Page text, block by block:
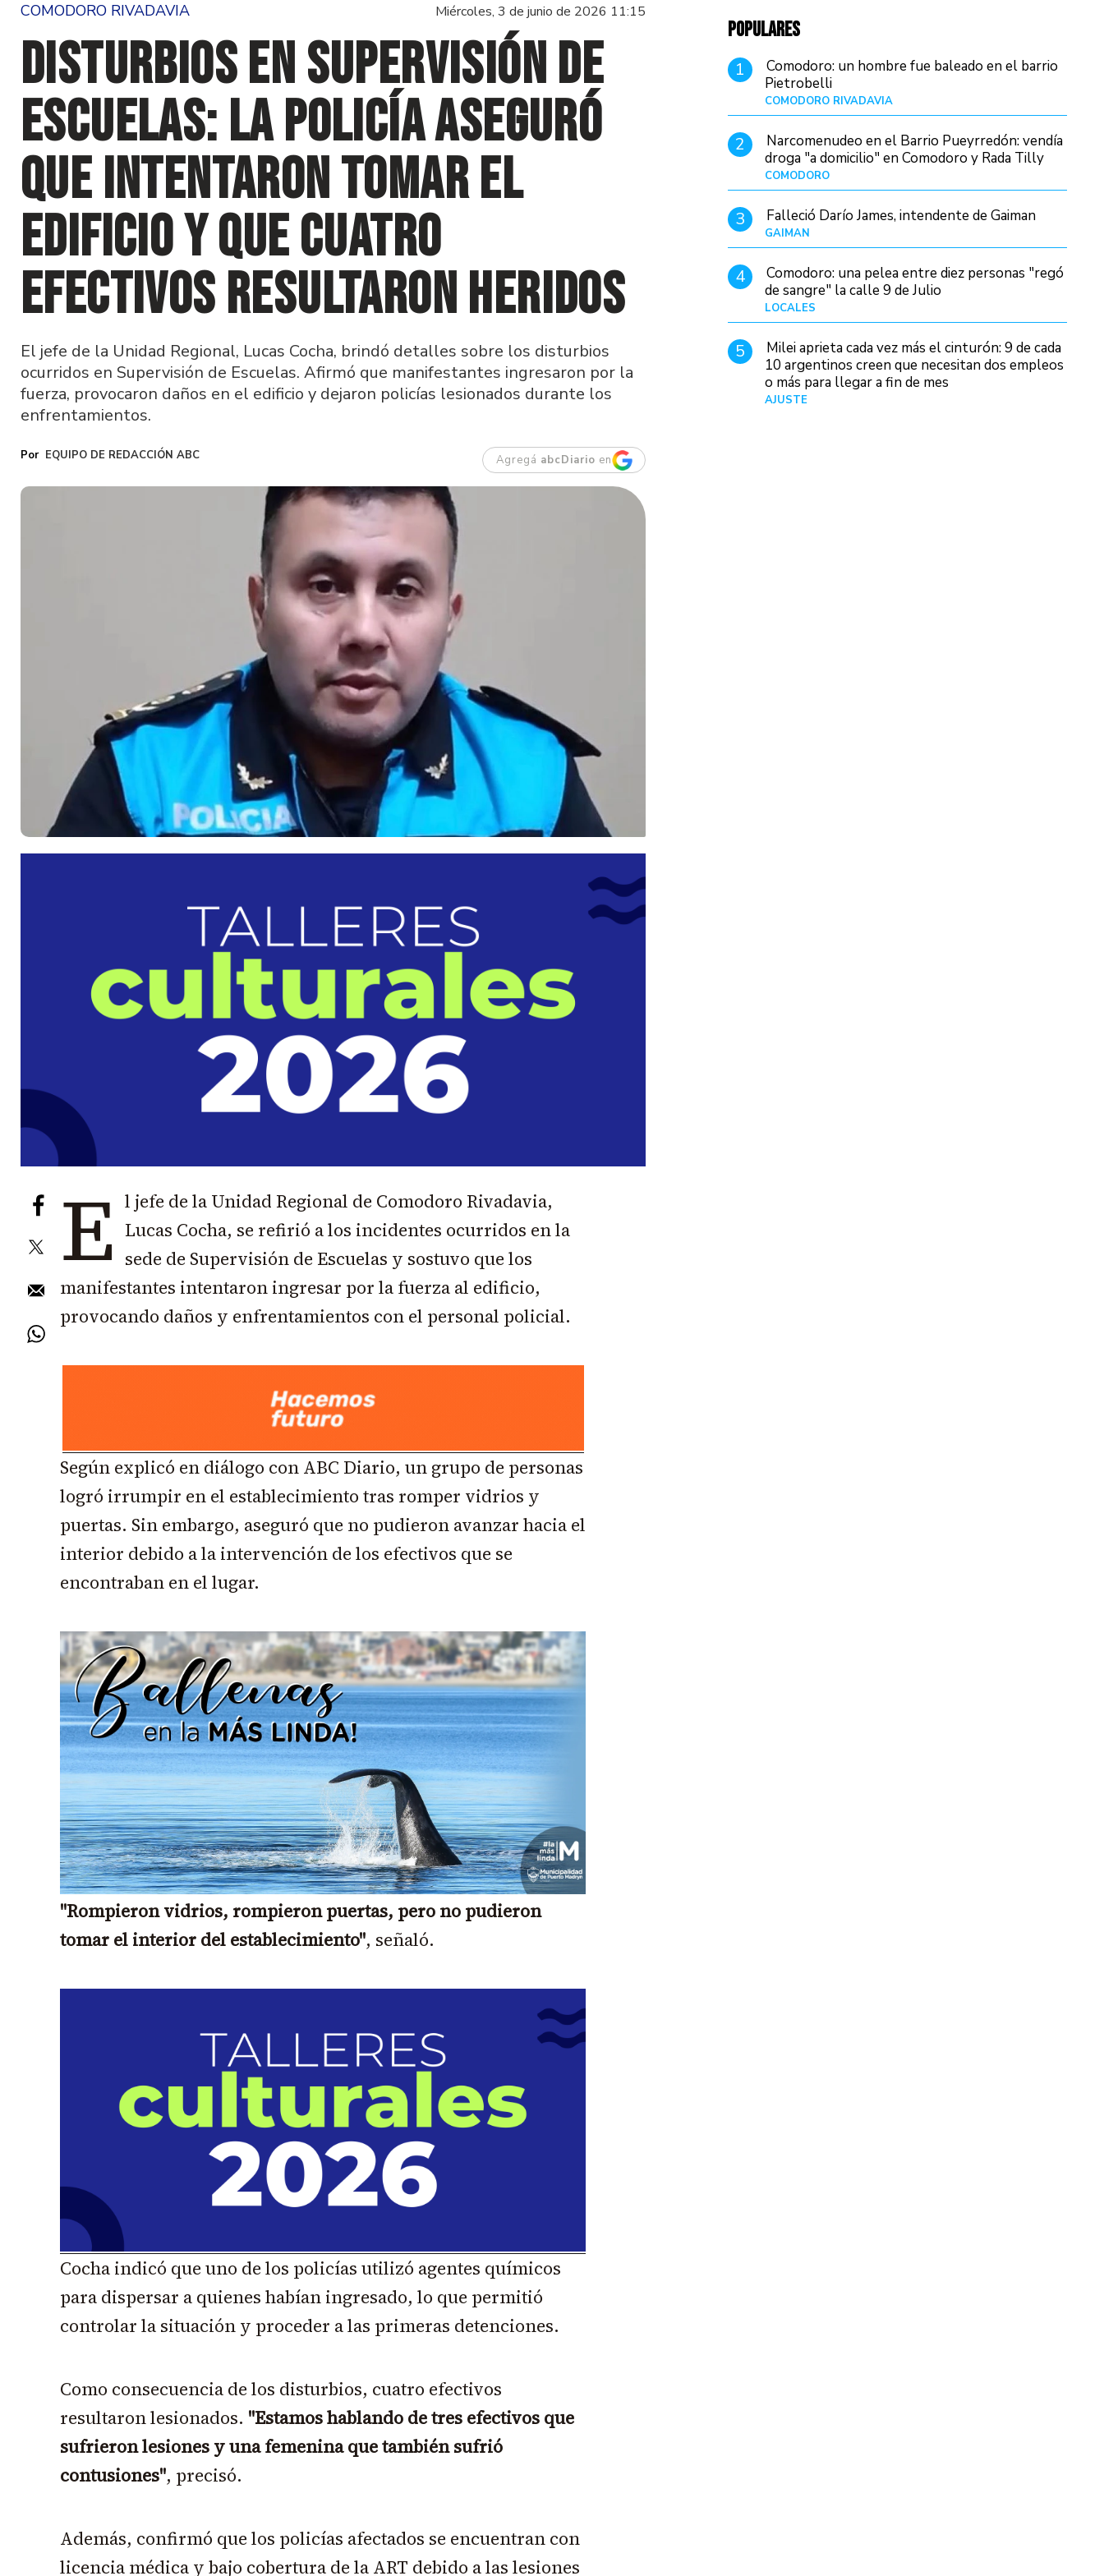
COMODORO RIVADAVIA Miércoles, 3 de junio de 2026 11:15
Disturbios en Supervisión de
Escuelas: La Policía aseguró
que intentaron tomar el
edificio y que cuatro
efectivos resultaron heridos
El jefe de la Unidad Regional, Lucas Cocha, brindó detalles sobre los disturbios
ocurridos en Supervisión de Escuelas. Afirmó que manifestantes ingresaron por la
fuerza, provocaron daños en el edificio y dejaron policías lesionados durante los
enfrentamientos.
EQUIPO DE REDACCIÓN ABC Agregá abcDiario en
E l jefe de la Unidad Regional de Comodoro Rivadavia,
Lucas Cocha, se refirió a los incidentes ocurridos en la
sede de Supervisión de Escuelas y sostuvo que los
manifestantes intentaron ingresar por la fuerza al edificio,
provocando daños y enfrentamientos con el personal policial.
Según explicó en diálogo con ABC Diario, un grupo de personas
logró irrumpir en el establecimiento tras romper vidrios y
puertas. Sin embargo, aseguró que no pudieron avanzar hacia el
interior debido a la intervención de los efectivos que se
encontraban en el lugar.
"Rompieron vidrios, rompieron puertas, pero no pudieron
tomar el interior del establecimiento", señaló.
Cocha indicó que uno de los policías utilizó agentes químicos
para dispersar a quienes habían ingresado, lo que permitió
controlar la situación y proceder a las primeras detenciones.
Como consecuencia de los disturbios, cuatro efectivos
resultaron lesionados. "Estamos hablando de tres efectivos que
sufrieron lesiones y una femenina que también sufrió
contusiones", precisó.
Además, confirmó que los policías afectados se encuentran con
licencia médica y bajo cobertura de la ART debido a las lesiones
POPULARES
1
Comodoro: un hombre fue baleado en el barrio
Pietrobelli
COMODORO RIVADAVIA
2
Narcomenudeo en el Barrio Pueyrredón: vendía
droga "a domicilio" en Comodoro y Rada Tilly
COMODORO
3 Falleció Darío James, intendente de Gaiman
GAIMAN
4
Comodoro: una pelea entre diez personas "regó
de sangre" la calle 9 de Julio
LOCALES
5
Milei aprieta cada vez más el cinturón: 9 de cada
10 argentinos creen que necesitan dos empleos
o más para llegar a fin de mes
AJUSTE